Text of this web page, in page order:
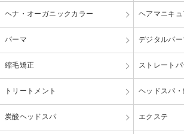
ヘナ・オーガニックカラー ヘアマニキュ
パーマ デジタルパー
縮毛矯正 ストレート
トリートメント ヘッドスパ
炭酸ヘッドスパ エクステ